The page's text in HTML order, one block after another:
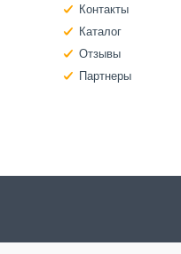
Контакты
Каталог
Отзывы
Партнеры